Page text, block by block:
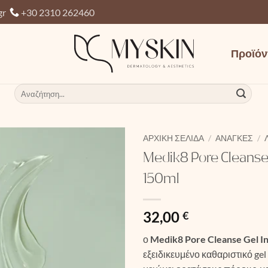
+30 2310 262460
Αναζήτηση
για:
ΑΡΧΙΚΉ ΣΕΛΊΔΑ / ΑΝΆΓΚΕΣ /
Medik8 Pore
150ml
32,00 €
ο Medik8 Pore Cleanse Gel
εξειδικευμένο καθαριστικό